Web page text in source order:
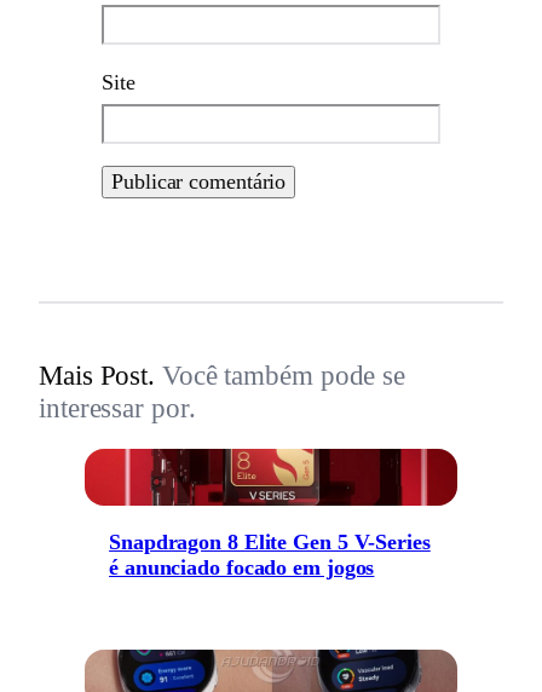
Site
Mais Post. Você também pode se
interessar por.
Snapdragon 8 Elite Gen 5 V-Series
é anunciado focado em jogos